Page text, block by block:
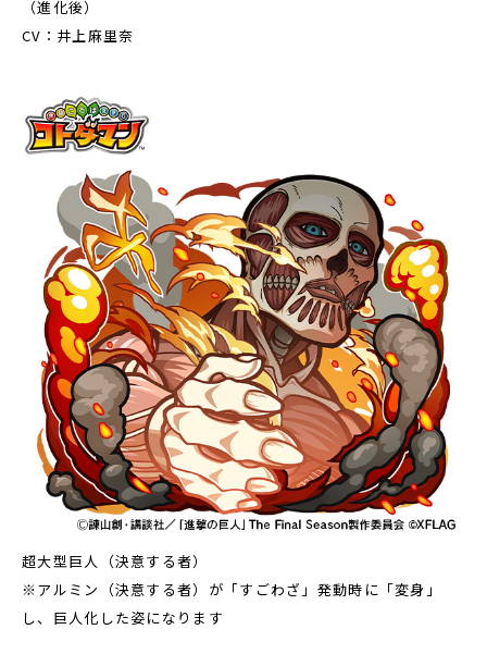
（進化後）
CV：井上麻里奈
超大型巨人（決意する者）
※アルミン（決意する者）が「すごわざ」発動時に「変身」
し、巨人化した姿になります